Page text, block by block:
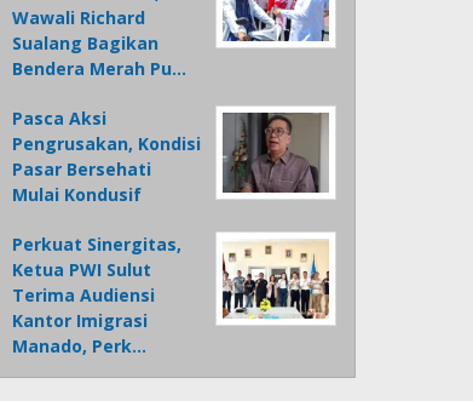
Wawali Richard
Sualang Bagikan
Bendera Merah Pu…
Pasca Aksi
Pengrusakan, Kondisi
Pasar Bersehati
Mulai Kondusif
Perkuat Sinergitas,
Ketua PWI Sulut
Terima Audiensi
Kantor Imigrasi
Manado, Perk…